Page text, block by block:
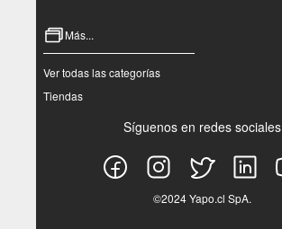
Más...
Ver todas las categorías
Tiendas
Síguenos en redes sociales
©2024 Yapo.cl SpA.